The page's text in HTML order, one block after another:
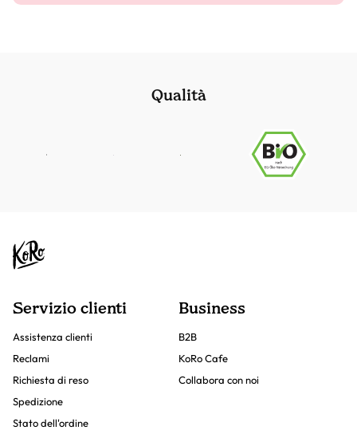
Qualità
Servizio clienti
Assistenza clienti
Reclami
Richiesta di reso
Spedizione
Stato dell'ordine
Business
B2B
KoRo Cafe
Collabora con noi